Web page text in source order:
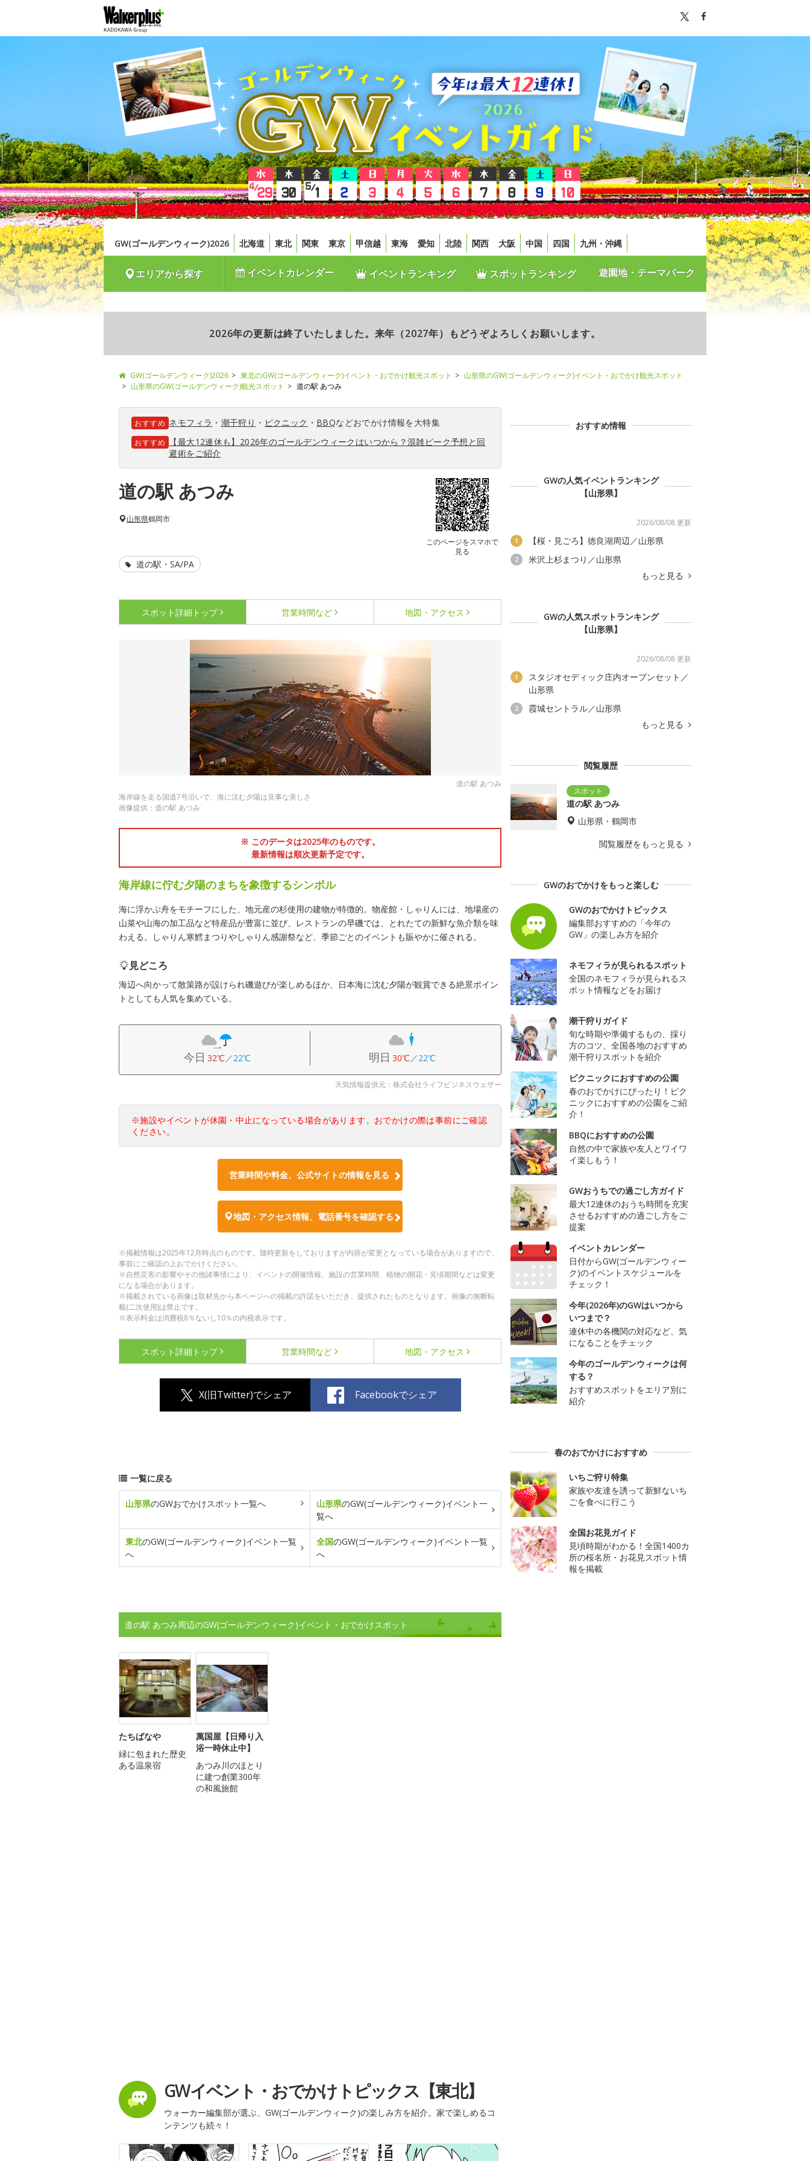
GW(ゴールデンウィーク)2026 北海道 東北 関東 東京 甲信越 東海 愛知 北陸 関西 大阪 中国 四国 九州・沖縄
エリアから探す イベントカレンダー イベントランキング スポットランキング 遊園地・テーマパーク
2026年の更新は終了いたしました。来年（2027年）もどうぞよろしくお願いします。
GW(ゴールデンウィーク)2026 東北のGW(ゴールデンウィーク)イベント・おでかけ観光スポット
山形県のGW(ゴールデンウィーク)イベント・おでかけ観光スポット
山形県のGW(ゴールデンウィーク)観光スポット
道の駅 あつみ
おすすめ ネモフィラ ・ 潮干狩り ・ ピクニック ・ BBQなどおでかけ情報を大特集
おすすめ
【最大12連休も】2026年のゴールデンウィークはいつから？混雑ピーク予想と回
避術をご紹介
道の駅 あつみ
このページをスマホで
見る
山形県鶴岡市
道の駅・SA/PA
スポット詳細 トップ 営業時間など 地図・アクセス
道の駅 あつみ
海岸線を走る国道7号沿いで、海に沈む夕陽は見事な美しさ
画像提供：道の駅 あつみ
※ このデータは2025年のものです。
最新情報は順次更新予定です。
海岸線に佇む夕陽のまちを象徴するシンボル
海に浮かぶ舟をモチーフにした、地元産の杉使用の建物が特徴的。物産館・しゃりんには、地場産の
山菜や山海の加工品など特産品が豊富に並び、レストランの早磯では、とれたての新鮮な魚介類を味
わえる。しゃりん寒鱈まつりやしゃりん感謝祭など、季節ごとのイベントも賑やかに催される。
見どころ
海辺へ向かって散策路が設けられ磯遊びが楽しめるほか、日本海に沈む夕陽が観賞できる絶景ポイン
トとしても人気を集めている。
今日 32℃／22℃ 明日 30℃／22℃
天気情報提供元：株式会社ライフビジネスウェザー
※施設やイベントが休園・中止になっている場合があります。おでかけの際は事前にご確認
ください。
営業時間や料金、公式サイトの情報を見る
地図・アクセス情報、電話番号を確認する
※掲載情報は2025年12月時点のものです。随時更新をしておりますが内容が変更となっている場合がありますので、
事前にご確認の上おでかけください。
※自然災害の影響やその他諸事情により、イベントの開催情報、施設の営業時間、植物の開花・見頃期間などは変更
になる場合があります。
※掲載されている画像は取材先から本ページへの掲載の許諾をいただき、提供されたものとなります。画像の無断転
載(二次使用)は禁止です。
※表示料金は消費税8％ないし10％の内税表示です。
スポット詳細 トップ 営業時間など 地図・アクセス
X(旧Twitter)でシェア Facebookでシェア
一覧に戻る
山形県のGWおでかけスポット一覧へ 山形県のGW(ゴールデンウィーク)イベント一
覧へ
東北のGW(ゴールデンウィーク)イベント一覧
へ
全国のGW(ゴールデンウィーク)イベント一覧
へ
道の駅 あつみ周辺のGW(ゴールデンウィーク)イベント・おでかけスポット
たちばなや
緑に包まれた歴史
ある温泉宿
萬国屋【日帰り入
浴一時休止中】
あつみ川のほとり
に建つ創業300年
の和風旅館
GWイベント・おでかけトピックス【東北】
ウォーカー編集部が選ぶ、GW(ゴールデンウィーク)の楽しみ方を紹介。家で楽しめるコ
ンテンツも続々！
おすすめ情報
GWの人気イベントランキング
【山形県】
2026/08/08 更新
1 【桜・見ごろ】徳良湖周辺／山形県
2
米沢上杉まつり／山形県
もっと見る
GWの人気スポットランキング
【山形県】
2026/08/08 更新
1
スタジオセディック庄内オープンセット／
山形県
2
霞城セントラル／山形県
もっと見る
閲覧履歴
道の駅 あつみ
山形県・鶴岡市
閲覧履歴をもっと見る
GWのおでかけをもっと楽しむ
GWのおでかけトピックス
編集部おすすめの「今年の
GW」の楽しみ方を紹介
ネモフィラが見られるスポット
全国のネモフィラが見られるス
ポット情報などをお届け
潮干狩りガイド
旬な時期や準備するもの、採り
方のコツ、全国各地のおすすめ
潮干狩りスポットを紹介
ピクニックにおすすめの公園
春のおでかけにぴったり！ピク
ニックにおすすめの公園をご紹
介！
BBQにおすすめの公園
自然の中で家族や友人とワイワ
イ楽しもう！
GWおうちでの過ごし方ガイド
最大12連休のおうち時間を充実
させるおすすめの過ごし方をご
提案
イベントカレンダー
日付からGW(ゴールデンウィー
ク)のイベントスケジュールを
チェック！
今年(2026年)のGWはいつから
いつまで？
連休中の各機関の対応など、気
になることをチェック
今年のゴールデンウィークは何
する？
おすすめスポットをエリア別に
紹介
春のおでかけにおすすめ
いちご狩り特集
家族や友達を誘って新鮮ないち
ごを食べに行こう
全国お花見ガイド
見頃時期がわかる！全国1400カ
所の桜名所・お花見スポット情
報を掲載